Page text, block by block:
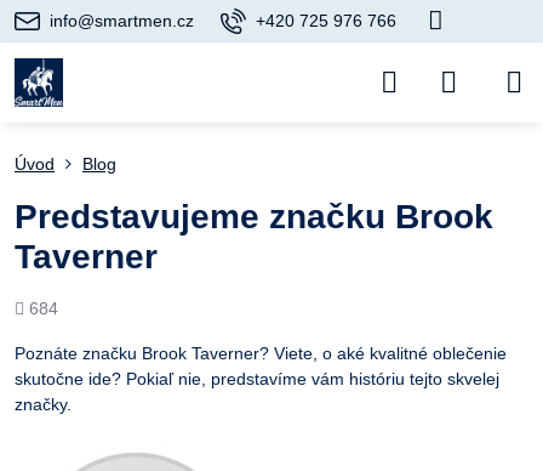
info@smartmen.cz +420 725 976 766
Úvod Blog
Predstavujeme značku Brook
Taverner
Počet
684
Poznáte značku Brook Taverner? Viete, o aké kvalitné oblečenie
skutočne ide? Pokiaľ nie, predstavíme vám históriu tejto skvelej
značky.